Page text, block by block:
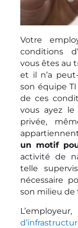
Votre
conditions
vous êtes au
et il n’a
son équipe
de ces
vous ayez
privée,
un motif
activité de
telle
nécessaire
son milieu de